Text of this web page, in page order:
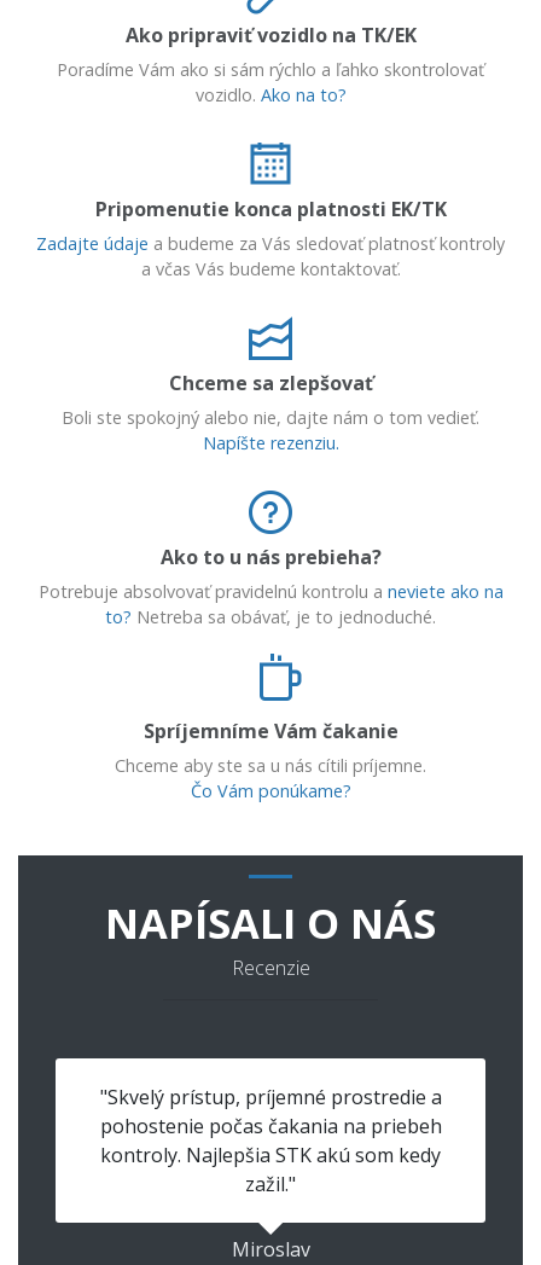
Ako pripraviť vozidlo na TK/EK
Poradíme Vám ako si sám rýchlo a ľahko skontrolovať
vozidlo. Ako na to?
Pripomenutie konca platnosti EK/TK
Zadajte údaje a budeme za Vás sledovať platnosť kontroly
a včas Vás budeme kontaktovať.
Chceme sa zlepšovať
Boli ste spokojný alebo nie, dajte nám o tom vedieť.
Napíšte rezenziu.
Ako to u nás prebieha?
Potrebuje absolvovať pravidelnú kontrolu a neviete ako na
to? Netreba sa obávať, je to jednoduché.
Spríjemníme Vám čakanie
Chceme aby ste sa u nás cítili príjemne.
Čo Vám ponúkame?
NAPÍSALI O NÁS
Recenzie
"Skvelý prístup, príjemné prostredie a
pohostenie počas čakania na priebeh
kontroly. Najlepšia STK akú som kedy
zažil."
Miroslav